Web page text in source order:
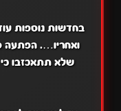
בחדשות נוספות
ואחריו…. הפתעה
שלא תתאכזבו